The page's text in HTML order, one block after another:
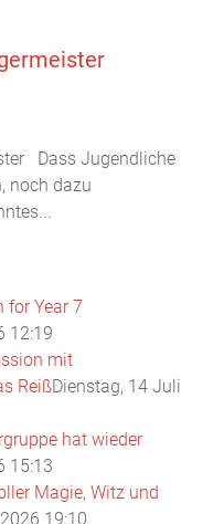
Dass Jugendliche
noch dazu
for Year 7
12:19
mit
ReißDienstag, 14 Juli
hat wieder
15:13
Magie, Witz und
19:10